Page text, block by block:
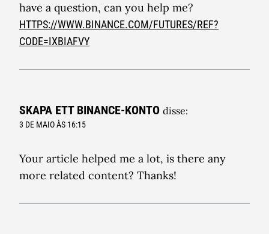
have a question, can you help me?
HTTPS://WWW.BINANCE.COM/FUTURES/REF?
CODE=IXBIAFVY
SKAPA ETT BINANCE-KONTO disse:
3 DE MAIO ÀS 16:15
Your article helped me a lot, is there any
more related content? Thanks!